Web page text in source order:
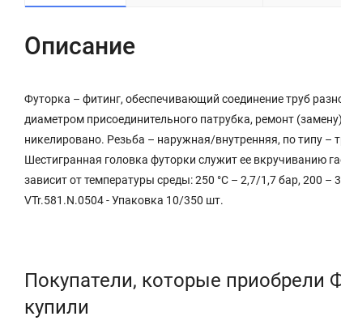
Описание
Футорка – фитинг, обеспечивающий соединение труб
диаметром присоединительного патрубка, ремонт
никелировано. Резьба – наружная/внутренняя, по типу
Шестигранная головка футорки служит ее вкручиванию
зависит от температуры среды: 250 °С – 2,7/1,7 бар, 200 –
VTr.581.N.0504 - Упаковка 10/350 шт.
Покупатели, которые приобрели
купили